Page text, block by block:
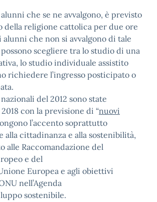
che se ne avvalgono, è previsto
della religione cattolica per due ore
alunni che non si avvalgono di tale
scegliere tra lo studio di una
lo studio individuale assistito
richiedere l’ingresso posticipato o
del 2012 sono state
con la previsione di “nuovi
l’accento soprattutto
alla cittadinanza e alla sostenibilità,
alle Raccomandazione del
e del
Europea e agli obiettivi
nell’Agenda
sostenibile.